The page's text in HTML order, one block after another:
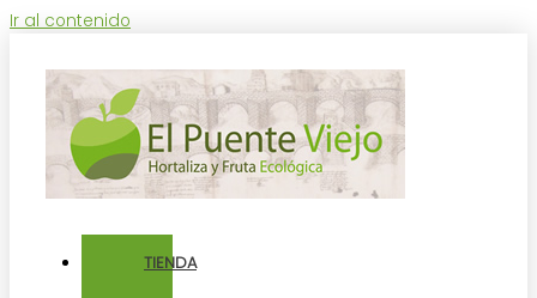
Ir al contenido
TIENDA